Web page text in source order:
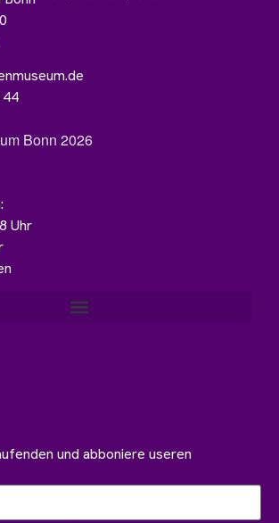
44
Bonn 2026
Uhr
und abboniere useren